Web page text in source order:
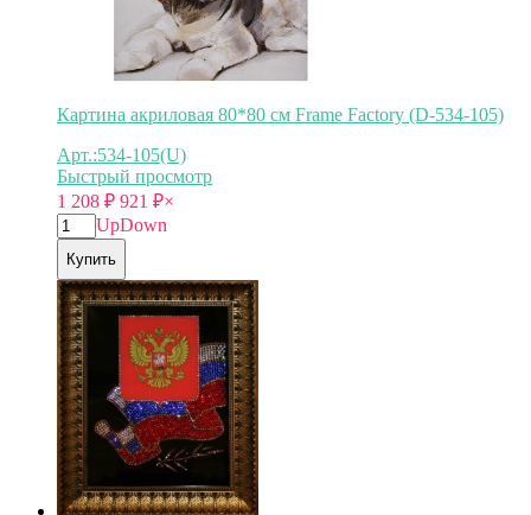
Картина акриловая 80*80 см Frame Factory (D-534-105)
Арт.:534-105(U)
Быстрый просмотр
1 208 ₽ 921 ₽×
UpDown
Купить